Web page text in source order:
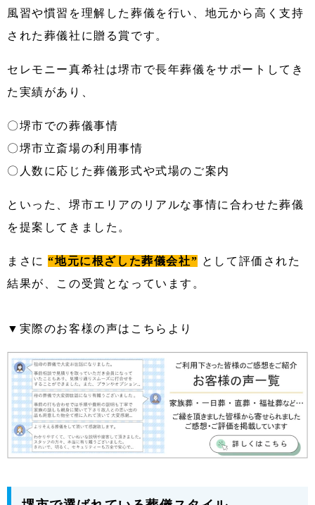
風習や慣習を理解した葬儀を行い、地元から高く支持
された葬儀社に贈る賞です。
セレモニー真希社は堺市で長年葬儀をサポートしてき
た実績があり、
〇堺市での葬儀事情
〇堺市立斎場の利用事情
〇人数に応じた葬儀形式や式場のご案内
といった、堺市エリアのリアルな事情に合わせた葬儀
を提案してきました。
まさに“地元に根ざした葬儀会社” として評価された
結果が、この受賞となっています。
▼実際のお客様の声はこちらより